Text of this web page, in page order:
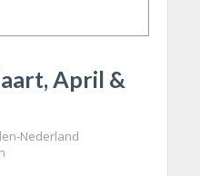
April &
Nederland